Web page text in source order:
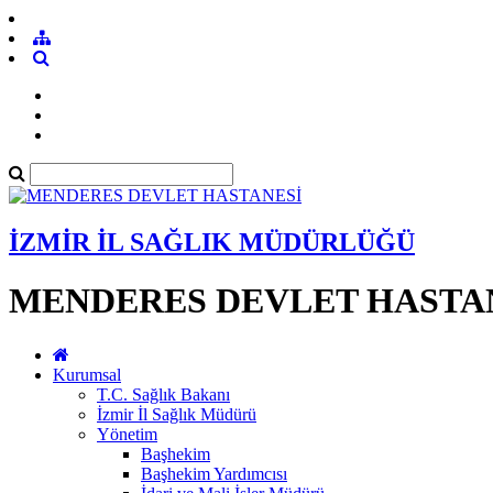
İZMİR İL SAĞLIK MÜDÜRLÜĞÜ
MENDERES DEVLET
Kurumsal
T.C. Sağlık Bakanı
İzmir İl Sağlık Müdürü
Yönetim
Başhekim
Başhekim Yardımcısı